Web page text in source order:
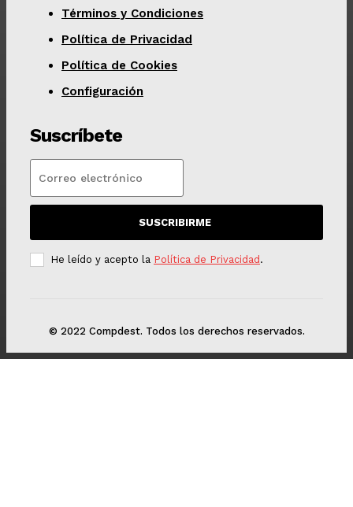
Términos y Condiciones
Política de Privacidad
Política de Cookies
Configuración
Suscríbete
SUSCRIBIRME
He leído y acepto la Política de Privacidad .
© 2022 Compdest. Todos los derechos reservados.